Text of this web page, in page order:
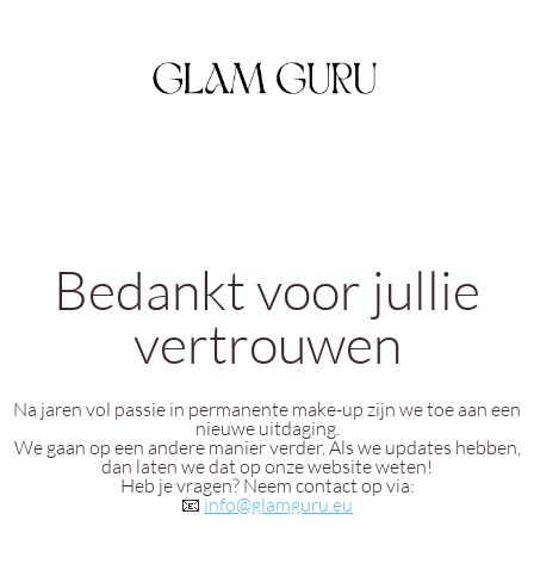
Bedankt voor jullie
vertrouwen
Na jaren vol passie in permanente make-up zijn we toe aan een
nieuwe uitdaging.
We gaan op een andere manier verder. Als we updates hebben,
dan laten we dat op onze website weten!
Heb je vragen? Neem contact op via:
📧 info@glamguru.eu